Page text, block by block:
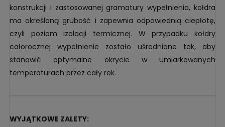
konstrukcji i zastosowanej gramatury wypełnienia, kołdra
ma określoną grubość i zapewnia odpowiednią ciepłotę,
czyli poziom izolacji termicznej. W przypadku kołdry
całorocznej wypełnienie zostało uśrednione tak, aby
stanowić optymalne okrycie w umiarkowanych
temperaturach przez cały rok.
WYJĄTKOWE ZALETY: